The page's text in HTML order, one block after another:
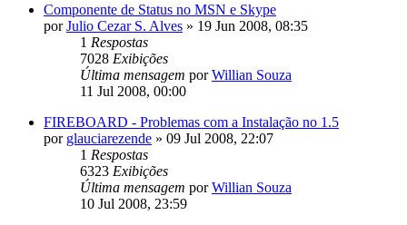
Componente de Status no MSN e Skype
porJulio Cezar S. Alves » 19 Jun 2008, 08:35
1 Respostas
7028 Exibições
Última mensagem porWillian Souza
11 Jul 2008, 00:00
FIREBOARD - Problemas com a Instalação no 1.5
por glauciarezende » 09 Jul 2008, 22:07
1 Respostas
6323 Exibições
Última mensagem porWillian Souza
10 Jul 2008, 23:59